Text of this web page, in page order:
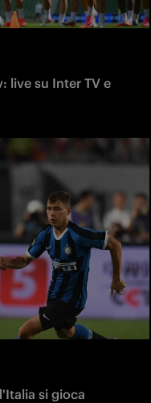
live su Inter TV e
si gioca